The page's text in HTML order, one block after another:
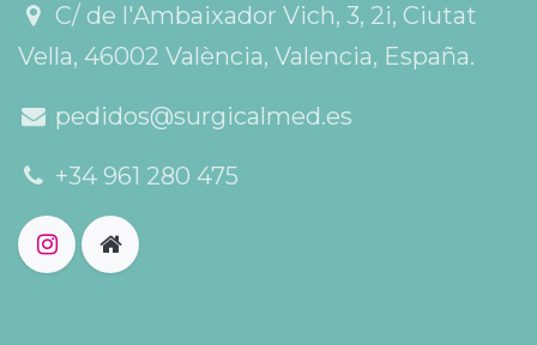
C/ de l'Ambaixador Vich, 3, 2i, Ciutat
Vella, 46002 València, Valencia, España.
pedidos@surgicalmed.es
+34 961 280 475